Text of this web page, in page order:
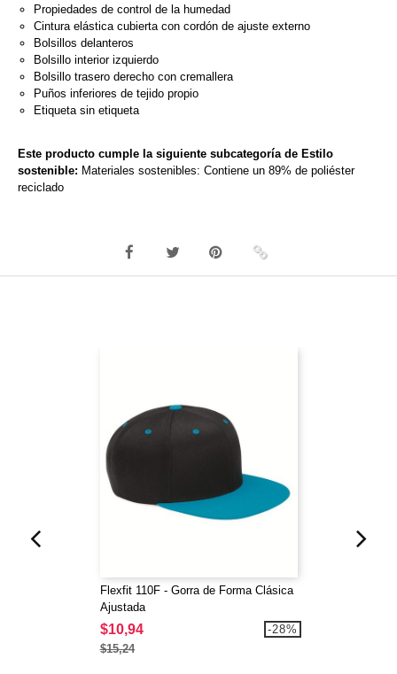
Propiedades de control de la humedad
Cintura elástica cubierta con cordón de ajuste externo
Bolsillos delanteros
Bolsillo interior izquierdo
Bolsillo trasero derecho con cremallera
Puños inferiores de tejido propio
Etiqueta sin etiqueta
Este producto cumple la siguiente subcategoría de Estilo
sostenible: Materiales sostenibles: Contiene un 89% de poliéster
reciclado
Flexfit 110F - Gorra de Forma Clásica
Ajustada
$10,94
$15,24
-28%